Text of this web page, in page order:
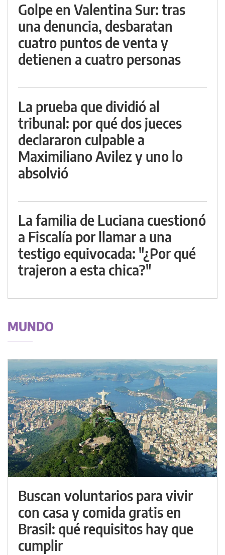
Golpe en Valentina Sur: tras
una denuncia, desbaratan
cuatro puntos de venta y
detienen a cuatro personas
La prueba que dividió al
tribunal: por qué dos jueces
declararon culpable a
Maximiliano Avilez y uno lo
absolvió
La familia de Luciana cuestionó
a Fiscalía por llamar a una
testigo equivocada: "¿Por qué
trajeron a esta chica?"
MUNDO
Buscan voluntarios para vivir
con casa y comida gratis en
Brasil: qué requisitos hay que
cumplir